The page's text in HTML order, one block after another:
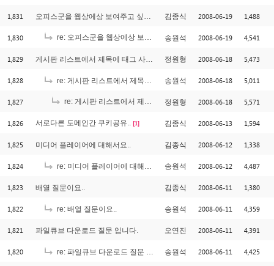
1,831 오피스군을 웹상에상 보여주고 싶어요.. 김종식 2008-06-19 1,488
1,830 re: 오피스군을 웹상에상 보여주고 싶어요.. [2]
송원석 2008-06-19 4,541
1,829 게시판 리스트에서 제목에 태그 사용했을경우 ... 나오게 하는 부분에서요 정원형 2008-06-18 5,473
1,828 re: 게시판 리스트에서 제목에 태그 사용했을경우 ... 나오게 하는 부분에서요 송원석 2008-06-18 5,011
1,827 re: 게시판 리스트에서 제목에 태그 사용했을경우 ... 나오게 하는 부분에서요 정원형 2008-06-18 5,571
1,826 서로다른 도메인간 쿠키공유.. [1] 김종식 2008-06-13 1,594
1,825 미디어 플레이어에 대해서요.. 김종식 2008-06-12 1,338
1,824 re: 미디어 플레이어에 대해서요.. 송원석 2008-06-12 4,487
1,823 배열 질문이요.. 김종식 2008-06-11 1,380
1,822 re: 배열 질문이요.. 송원석 2008-06-11 4,359
1,821 파일큐브 다운로드 질문 입니다. 오연진 2008-06-11 4,391
1,820 re: 파일큐브 다운로드 질문 입니다. 송원석 2008-06-11 4,425